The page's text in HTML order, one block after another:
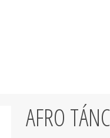
AFRO